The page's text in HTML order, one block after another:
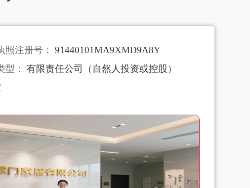
照注册号：
91440101MA9XMD9A8Y
型：
有限责任公司（自然人投资或控股）